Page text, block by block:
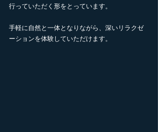
行っていただく形をとっています。
手軽に自然と一体となりながら、深いリラクゼ
ーションを体験していただけます。